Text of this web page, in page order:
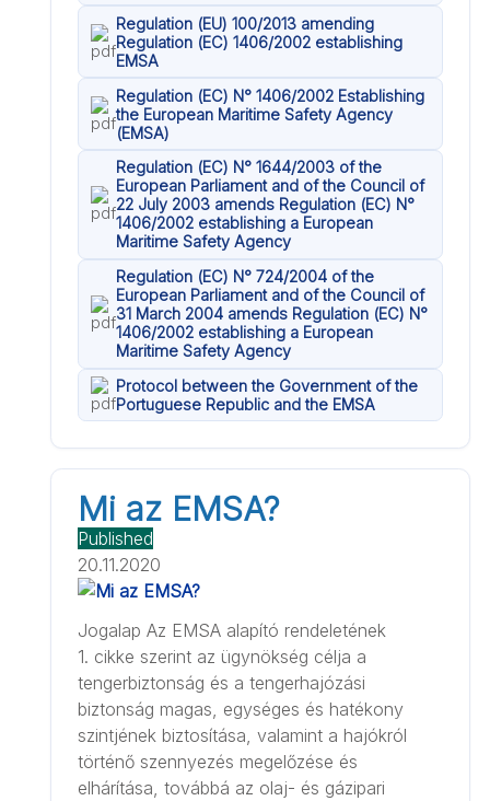
Regulation (EU) 100/2013 amending
Regulation (EC) 1406/2002 establishing
EMSA
Regulation (EC) N° 1406/2002 Establishing
the European Maritime Safety Agency
(EMSA)
Regulation (EC) N° 1644/2003 of the
European Parliament and of the Council of
22 July 2003 amends Regulation (EC) N°
1406/2002 establishing a European
Maritime Safety Agency
Regulation (EC) N° 724/2004 of the
European Parliament and of the Council of
31 March 2004 amends Regulation (EC) N°
1406/2002 establishing a European
Maritime Safety Agency
Protocol between the Government of the
Portuguese Republic and the EMSA
Mi az EMSA?
Published
20.11.2020
Jogalap Az EMSA alapító rendeletének
1. cikke szerint az ügynökség célja a
tengerbiztonság és a tengerhajózási
biztonság magas, egységes és hatékony
szintjének biztosítása, valamint a hajókról
történő szennyezés megelőzése és
elhárítása, továbbá az olaj- és gázipari